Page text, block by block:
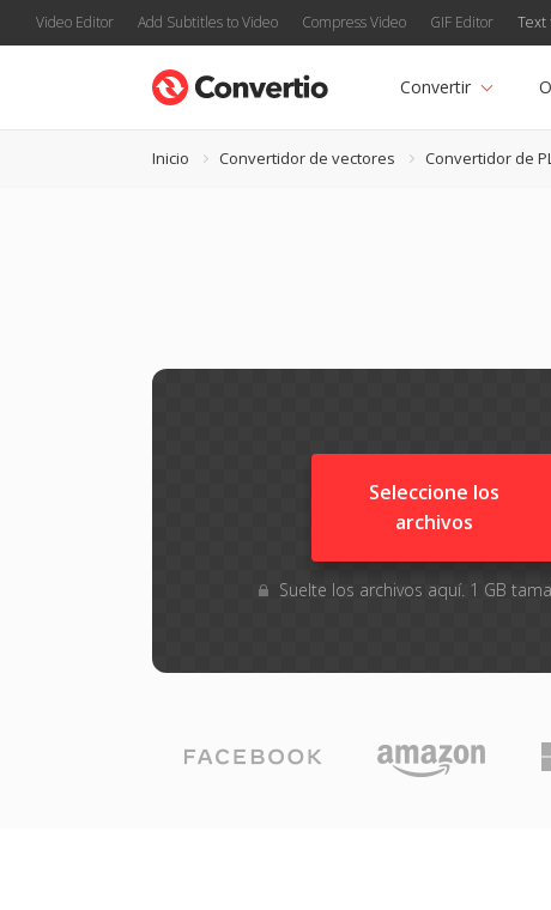
Video Editor Add Subtitles to Video Compress Video GIF Editor Text
Convertir
Inicio Convertidor de vectores Convertidor de
Seleccione los
archivos
Suelte los archivos aquí. 1 GB